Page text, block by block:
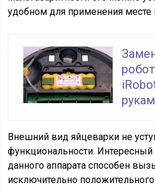
удобном для применения месте
Внешний вид яйцеварки не
функциональности. Интересный
данного аппарата способен
исключительно